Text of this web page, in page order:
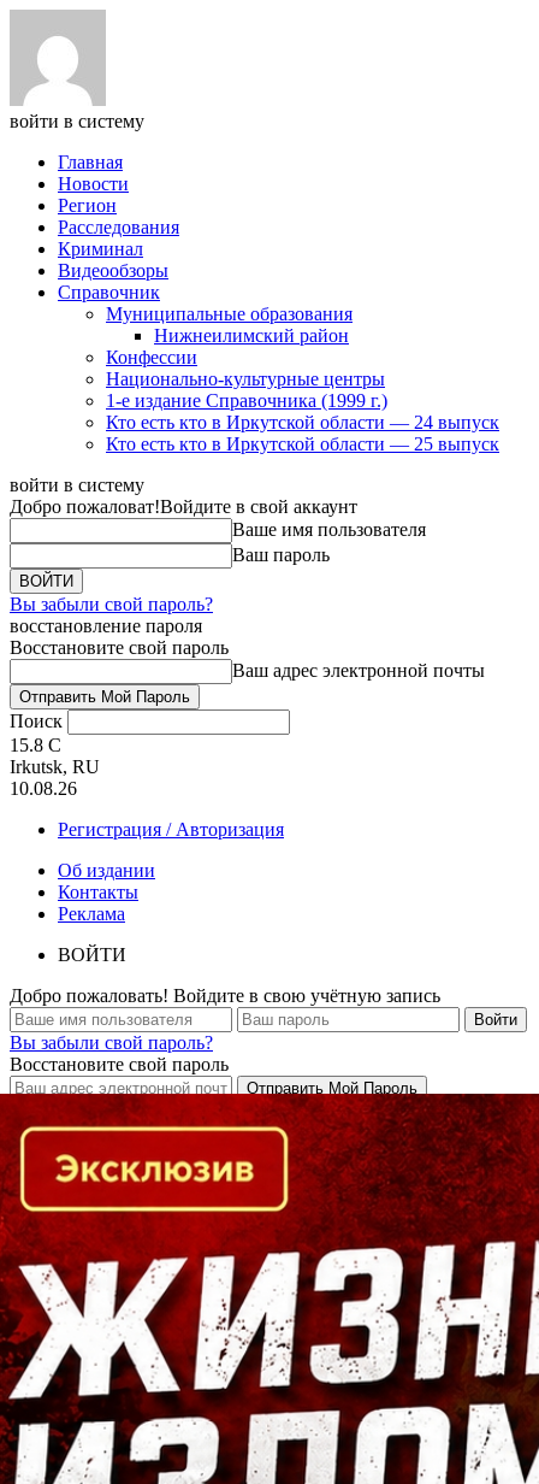
войти в систему
Главная
Новости
Регион
Расследования
Криминал
Видеообзоры
Справочник
Муниципальные образования
Нижнеилимский район
Конфессии
Национально-культурные центры
1-е издание Справочника (1999 г.)
Кто есть кто в Иркутской области — 24 выпуск
Кто есть кто в Иркутской области — 25 выпуск
войти в систему
Добро пожаловат!Войдите в свой аккаунт
Ваше имя пользователя
Ваш пароль
Вы забыли свой пароль?
восстановление пароля
Восстановите свой пароль
Ваш адрес электронной почты
Поиск
15.8 C
Irkutsk, RU
10.08.26
Регистрация / Авторизация
Об издании
Контакты
Реклама
ВОЙТИ
Добро пожаловать! Войдите в свою учётную запись
Вы забыли свой пароль?
Восстановите свой пароль
Кто есть кто в Байкальском регионе